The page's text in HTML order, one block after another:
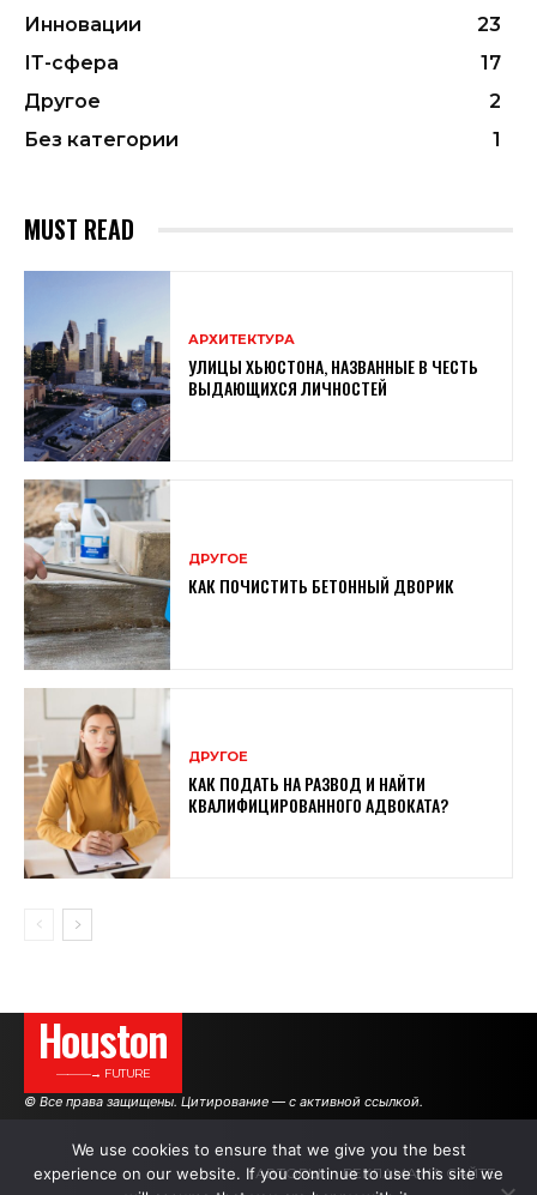
Инновации
23
ІТ-сфера
17
Другое
2
Без категории
1
MUST READ
АРХИТЕКТУРА
УЛИЦЫ ХЬЮСТОНА, НАЗВАННЫЕ В ЧЕСТЬ
ВЫДАЮЩИХСЯ ЛИЧНОСТЕЙ
ДРУГОЕ
КАК ПОЧИСТИТЬ БЕТОННЫЙ ДВОРИК
ДРУГОЕ
КАК ПОДАТЬ НА РАЗВОД И НАЙТИ
КВАЛИФИЦИРОВАННОГО АДВОКАТА?
Houston
———→ FUTURE
© Все права защищены. Цитирование — с активной ссылкой.
АВТОРЫ РЕКЛАМА НА САЙТЕ
We use cookies to ensure that we give you the best
experience on our website. If you continue to use this site we